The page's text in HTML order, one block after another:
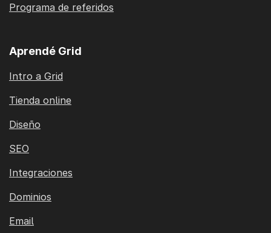
Programa de referidos
Aprendé Grid
Intro a Grid
Tienda online
Diseño
SEO
Integraciones
Dominios
Email